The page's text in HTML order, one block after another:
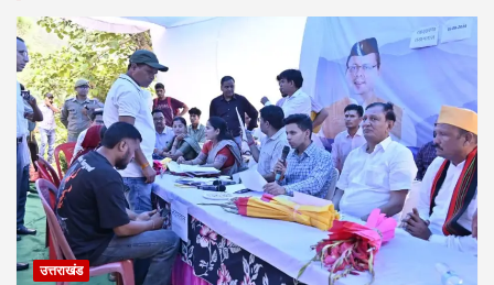
उत्तराखंड